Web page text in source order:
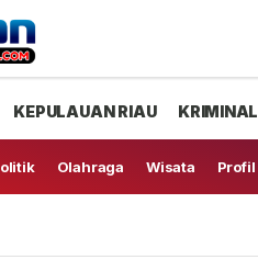
KEPULAUAN RIAU KRIMINAL
Olahraga Wisata Profil